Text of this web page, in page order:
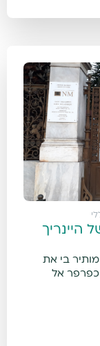
היינריך
בי את
כפרפר אל